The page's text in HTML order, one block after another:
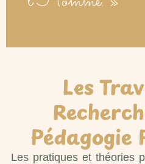
Les
Pédagogie
Les pratiques et théories